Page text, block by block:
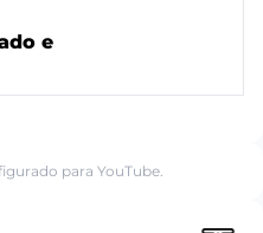
e
para YouTube.